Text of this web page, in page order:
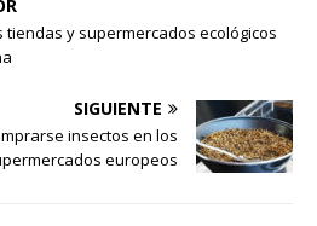
tiendas y supermercados ecológicos
SIGUIENTE
insectos en los
europeos